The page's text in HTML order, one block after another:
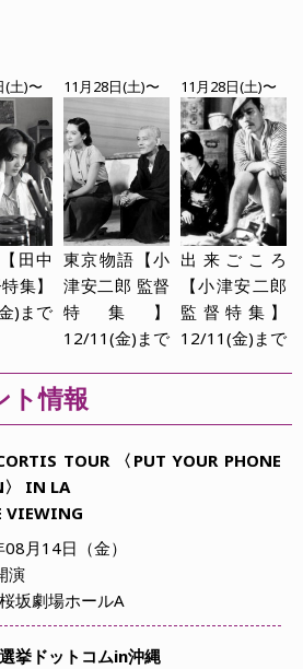
(土)〜
田中
集】
)まで
11月28日(土)〜
東京物語【小
津安二郎 監督
特集】
12/11(金)まで
11月28日(土)〜
出来ごころ
【小津安二郎
監督特集】
12/11(金)まで
ト情報
TOUR 〈PUT YOUR PHONE
〉 IN LA
VIEWING
月14日（金）
演
坂劇場ホールA
挙ドットコムin沖縄